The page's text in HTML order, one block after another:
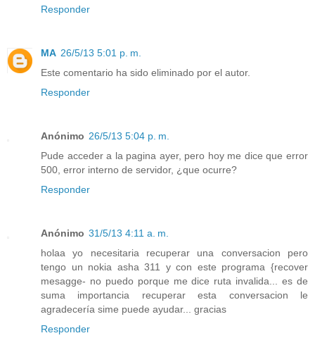
Responder
MA 26/5/13 5:01 p. m.
Este comentario ha sido eliminado por el autor.
Responder
Anónimo 26/5/13 5:04 p. m.
Pude acceder a la pagina ayer, pero hoy me dice que error
500, error interno de servidor, ¿que ocurre?
Responder
Anónimo 31/5/13 4:11 a. m.
holaa yo necesitaria recuperar una conversacion pero
tengo un nokia asha 311 y con este programa {recover
mesagge- no puedo porque me dice ruta invalida... es de
suma importancia recuperar esta conversacion le
agradecería sime puede ayudar... gracias
Responder